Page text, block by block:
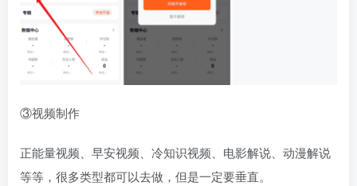
③视频制作
正能量视频、早安视频、冷知识视频、电影解说、动漫解说
等等，很多类型都可以去做，但是一定要垂直。